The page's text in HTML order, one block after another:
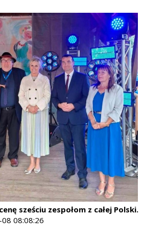
sześciu zespołom z całej Polski.
08:08:26